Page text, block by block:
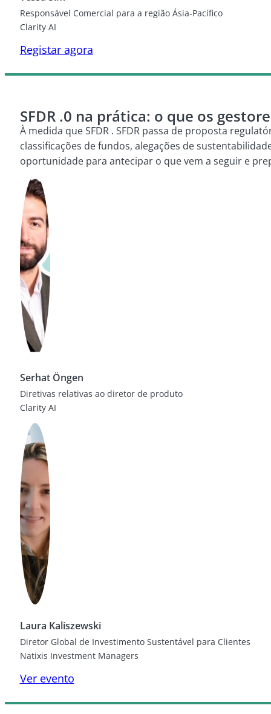
Responsável Comercial para a região Ásia-Pacífico
Clarity AI
Registar agora
SFDR .0 na prática: o que os
À medida que SFDR . SFDR passa de proposta
classificações de fundos, alegações de
oportunidade para antecipar o que vem a seguir e
Serhat Öngen
Diretivas relativas ao diretor de produto
Clarity AI
Laura Kaliszewski
Diretor Global de Investimento Sustentável para Clientes
Natixis Investment Managers
Ver evento